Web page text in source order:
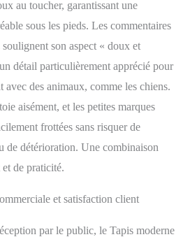
à nettoyer. Il est
également ignifuge et
conserve sa forme de
manière caractéristique
afin que les poils du
tapis remontent
au toucher, garantissant une
sous les pieds. Les commentaires
soulignent son aspect « doux et
détail particulièrement apprécié pour
avec des animaux, comme les chiens.
aisément, et les petites marques
frottées sans risquer de
de détérioration. Une combinaison
de praticité.
et satisfaction client
par le public, le Tapis moderne